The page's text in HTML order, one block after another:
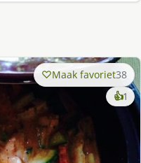
Maak favoriet38
👍1